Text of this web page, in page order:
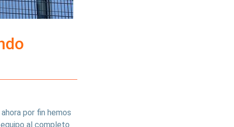
por fin hemos
al completo